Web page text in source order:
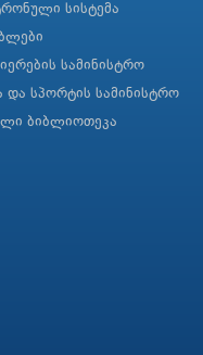
სისტემა
სამინისტრო
და სპორტის სამინისტრო
ბიბლიოთეკა